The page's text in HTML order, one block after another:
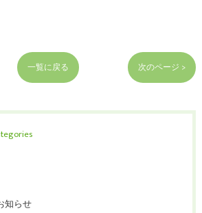
一覧に戻る 次のページ >
知らせ